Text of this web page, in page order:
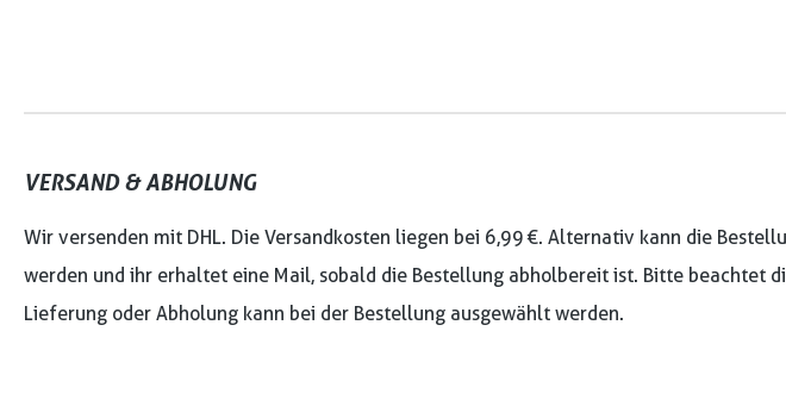
VERSAND & ABHOLUNG
Wir versenden mit DHL. Die Versandkosten liegen bei 6,99 €. Alternativ kann die
werden und ihr erhaltet eine Mail, sobald die Bestellung abholbereit ist. Bitte beachtet
Lieferung oder Abholung kann bei der Bestellung ausgewählt werden.